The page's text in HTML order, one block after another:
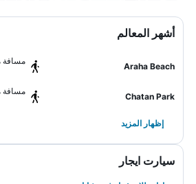
أشهر المعالم
Araha Beach
مسافة مشي
Chatan Park
مسافة مشي
إظهار المزيد
سيارت ايجار